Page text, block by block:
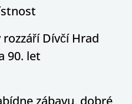
Dívčí Hrad
90. let
zábavu, dobré